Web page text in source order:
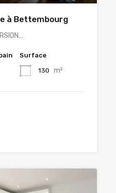
à Bettembourg
Surface
130 m²